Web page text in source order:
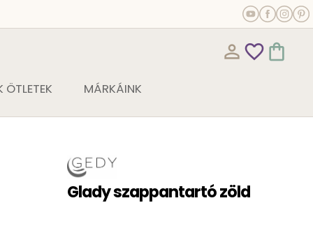
person_outline favorite_outline shopping_bag
MÁRKÁINK
Glady szappantartó zöld